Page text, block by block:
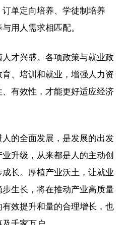
单定向培养、学徒制培养
用人需求相匹配。
人才兴盛。各项政策与就业政
、培训和就业，增强人力资
有效性，才能更好适应经济
的全面发展，是发展的出发
升级，从来都是人的主动创
长。厚植产业沃土，让就业
生长，将在推动产业高质量
效提升和量的合理增长，也